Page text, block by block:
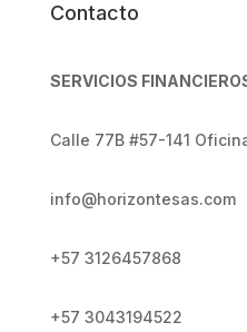
Contacto
SERVICIOS
Calle 77B #57-141
info@horizontesas.com
+57 3126457868
+57 3043194522